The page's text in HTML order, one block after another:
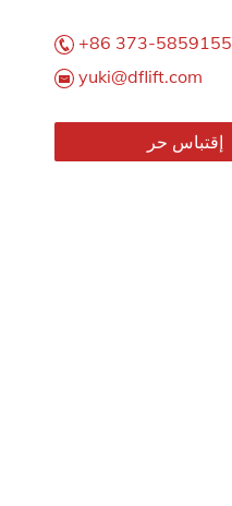
+86 373-5859155
yuki@dflift.com
إقتباس حر